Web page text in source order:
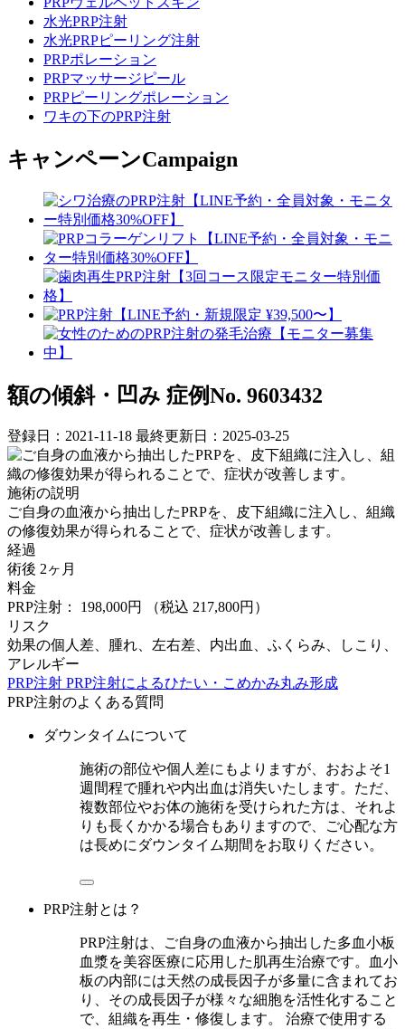
水光PRP注射
水光PRPピーリング注射
PRPポレーション
PRPマッサージピール
PRPピーリングポレーション
ワキの下のPRP注射
キャンペーンCampaign
額の傾斜・凹み 症例No. 9603432
登録日：2021-11-18 最終更新日：2025-03-25
施術の説明
ご自身の血液から抽出したPRPを、皮下組織に注入し、組織
の修復効果が得られることで、症状が改善します。
経過
術後 2ヶ月
料金
PRP注射： 198,000円
（税込 217,800円）
リスク
効果の個人差、腫れ、左右差、内出血、ふくらみ、しこり、
アレルギー
PRP注射 PRP注射によるひたい・こめかみ丸み形成
PRP注射のよくある質問
ダウンタイムについて
施術の部位や個人差にもよりますが、おおよそ1
週間程で腫れや内出血は消失いたします。ただ、
複数部位やお体の施術を受けられた方は、それよ
りも長くかかる場合もありますので、ご心配な方
は長めにダウンタイム期間をお取りください。
PRP注射とは？
PRP注射は、ご自身の血液から抽出した多血小板
血漿を美容医療に応用した肌再生治療です。血小
板の内部には天然の成長因子が多量に含まれてお
り、その成長因子が様々な細胞を活性化すること
で、組織を再生・修復します。 治療で使用する